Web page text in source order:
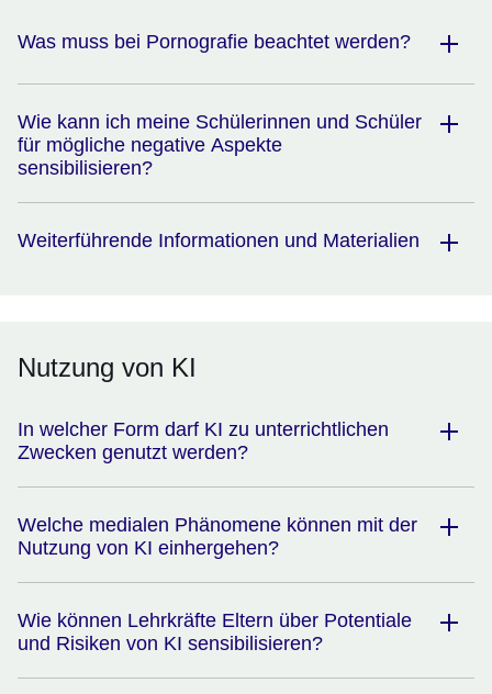
Was muss bei Pornografie beachtet werden?
Wie kann ich meine Schülerinnen und Schüler
für mögliche negative Aspekte
sensibilisieren?
Weiterführende Informationen und Materialien
Nutzung von KI
In welcher Form darf KI zu unterrichtlichen
Zwecken genutzt werden?
Welche medialen Phänomene können mit der
Nutzung von KI einhergehen?
Wie können Lehrkräfte Eltern über Potentiale
und Risiken von KI sensibilisieren?